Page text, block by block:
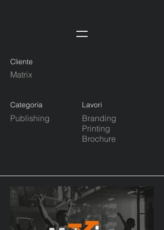
Cliente
Matrix
Categoria
Publishing
Lavori
Branding
Printing
Brochure